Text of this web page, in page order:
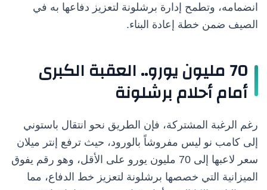
انضمامه، وتطمح إدارة برشلونة لتعزيز دفاعها به في
الصيف ضمن خطة إعادة البناء.
70 مليون يورو.. العقبة الكبرى
أمام أحلام برشلونة
رغم الرغبة المشتركة، فإن الطريق نحو انتقال باستوني
إلى كامب نو ليس مفروشاً بالورود، حيث ترفع إنتر ميلان
سعر لاعبها إلى 70 مليون يورو على الأقل، وهو رقم يفوق
الميزانية التي خصصها برشلونة لتعزيز خط الدفاع، مما